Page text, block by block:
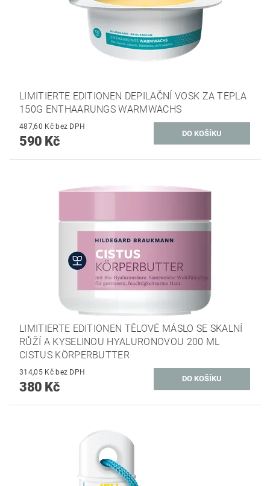
LIMITIERTE EDITIONEN DEPILAČNÍ VOSK ZA TEPLA
150G ENTHAARUNGS WARMWACHS
487,60 Kč bez DPH
590 Kč
LIMITIERTE EDITIONEN TĚLOVÉ MÁSLO SE SKALNÍ
RŮŽÍ A KYSELINOU HYALURONOVOU 200 ML
CISTUS KÖRPERBUTTER
314,05 Kč bez DPH
380 Kč